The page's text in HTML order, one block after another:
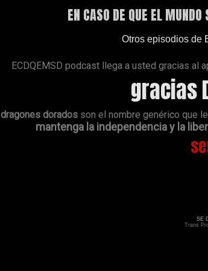
EN CASO DE QUE EL
Otros episodios de
ECDQEMSD podcast llega a usted gracias al
gracias
dragones doradosson el nombre genérico que
mantenga la independencia y la
SE
Trans